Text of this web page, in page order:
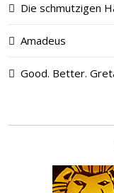
Die schmutzigen
Amadeus
Good. Better.